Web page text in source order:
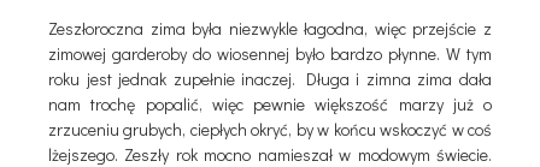
Zeszłoroczna zima była niezwykle łagodna, więc przejście z
zimowej garderoby do wiosennej było bardzo płynne. W tym
roku jest jednak zupełnie inaczej. Długa i zimna zima dała
nam trochę popalić, więc pewnie większość marzy już o
zrzuceniu grubych, ciepłych okryć, by w końcu wskoczyć w coś
lżejszego. Zeszły rok mocno namieszał w modowym świecie.